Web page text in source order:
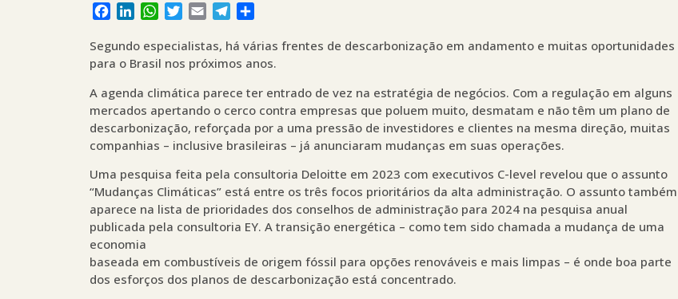
Facebook
LinkedInWhatsApp
Twitter
Email Telegram
Segundo especialistas, há várias frentes de descarbonização em andamento e muitas oportunidades
para o Brasil nos próximos anos.
A agenda climática parece ter entrado de vez na estratégia de negócios. Com a regulação em alguns
mercados apertando o cerco contra empresas que poluem muito, desmatam e não têm um plano de
descarbonização, reforçada por a uma pressão de investidores e clientes na mesma direção, muitas
companhias – inclusive brasileiras – já anunciaram mudanças em suas operações.
Uma pesquisa feita pela consultoria Deloitte em 2023 com executivos C-level revelou que o assunto
“Mudanças Climáticas” está entre os três focos prioritários da alta administração. O assunto também
aparece na lista de prioridades dos conselhos de administração para 2024 na pesquisa anual
publicada pela consultoria EY. A transição energética – como tem sido chamada a mudança de uma
economia
baseada em combustíveis de origem fóssil para opções renováveis e mais limpas – é onde boa parte
dos esforços dos planos de descarbonização está concentrado.